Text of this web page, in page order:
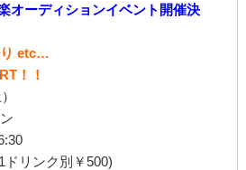
オーディションイベント開催決
り etc…
！！
リンク別￥500)